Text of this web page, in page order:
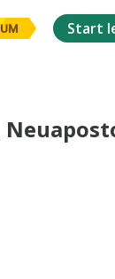
Start